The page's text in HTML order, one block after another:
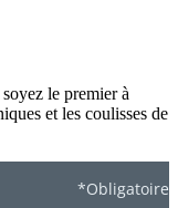
le premier à
et les coulisses de
*Obligatoire